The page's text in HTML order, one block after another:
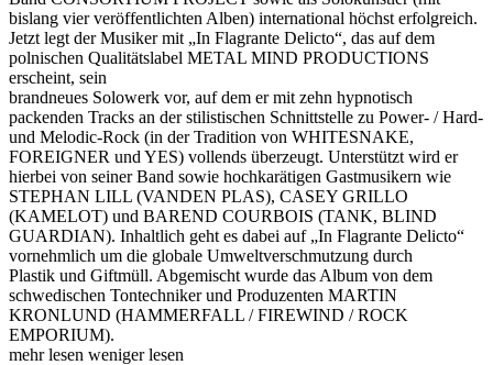
bislang vier veröffentlichten Alben) international höchst erfolgreich.
Jetzt legt der Musiker mit „In Flagrante Delicto“, das auf dem
polnischen Qualitätslabel METAL MIND PRODUCTIONS
erscheint, sein
brandneues Solowerk vor, auf dem er mit zehn hypnotisch
packenden Tracks an der stilistischen Schnittstelle zu Power- / Hard-
und Melodic-Rock (in der Tradition von WHITESNAKE,
FOREIGNER und YES) vollends überzeugt. Unterstützt wird er
hierbei von seiner Band sowie hochkarätigen Gastmusikern wie
STEPHAN LILL (VANDEN PLAS), CASEY GRILLO
(KAMELOT) und BAREND COURBOIS (TANK, BLIND
GUARDIAN). Inhaltlich geht es dabei auf „In Flagrante Delicto“
vornehmlich um die globale Umweltverschmutzung durch
Plastik und Giftmüll. Abgemischt wurde das Album von dem
schwedischen Tontechniker und Produzenten MARTIN
KRONLUND (HAMMERFALL / FIREWIND / ROCK
EMPORIUM).
mehr lesen weniger lesen